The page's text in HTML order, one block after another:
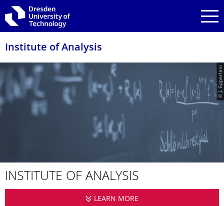
Skip to main navigation
Skip to search
Skip to content
Institute of Analysis
© J. Epperlein
INSTITUTE OF ANALYSIS
LEARN MORE